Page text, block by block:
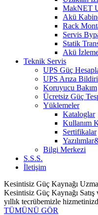
MakNET
Akü
Rack
Servis
Statik
Akü
Teknik Servis
UPS Güç
UPS Arıza
Koruyucu Bakım
Ücretsiz Güç
Yüklemeler
Kataloglar
Kullanım
Sertifikalar
Bilgi Merkezi
S.S.S.
İletişim
Kesintisiz Güç Kaynağı
Kesintisiz Güç Kaynağı
yıllık tecrübemizle
TÜMÜNÜ GÖR